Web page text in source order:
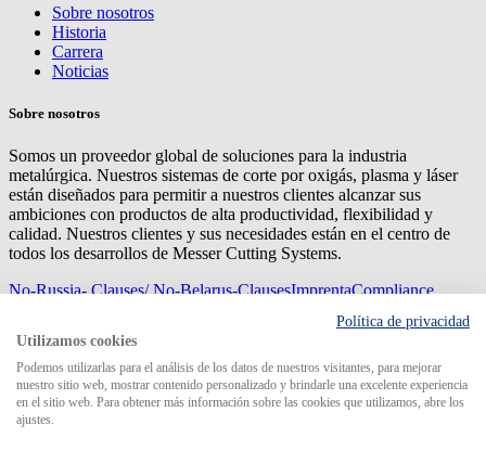
Sobre nosotros
Historia
Carrera
Noticias
Sobre nosotros
Somos un proveedor global de soluciones para la industria
metalúrgica. Nuestros sistemas de corte por oxigás, plasma y láser
están diseñados para permitir a nuestros clientes alcanzar sus
ambiciones con productos de alta productividad, flexibilidad y
calidad. Nuestros clientes y sus necesidades están en el centro de
todos los desarrollos de Messer Cutting Systems.
No-Russia- Clauses/ No-Belarus-ClausesImprentaCompliance
© 2026 Messer Cutting Systems GmbH & Co. KG
Política de privacidad
Utilizamos cookies
Podemos utilizarlas para el análisis de los datos de nuestros visitantes, para mejorar
nuestro sitio web, mostrar contenido personalizado y brindarle una excelente experiencia
en el sitio web. Para obtener más información sobre las cookies que utilizamos, abre los
ajustes.